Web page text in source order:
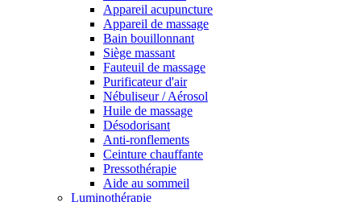
Appareil acupuncture
Appareil de massage
Bain bouillonnant
Siège massant
Fauteuil de massage
Purificateur d'air
Nébuliseur / Aérosol
Huile de massage
Désodorisant
Anti-ronflements
Ceinture chauffante
Pressothérapie
Aide au sommeil
Luminothérapie